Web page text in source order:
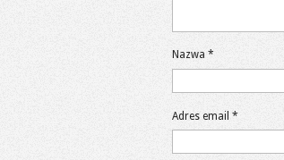
Nazwa *
Adres email *